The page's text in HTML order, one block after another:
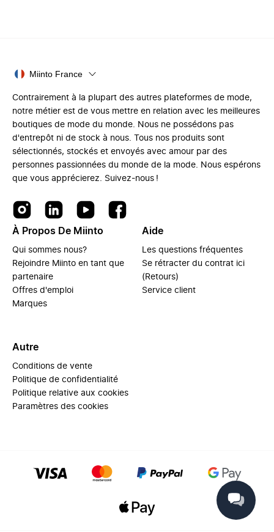
Miinto France
Contrairement à la plupart des autres plateformes de mode,
notre métier est de vous mettre en relation avec les meilleures
boutiques de mode du monde. Nous ne possédons pas
d'entrepôt ni de stock à nous. Tous nos produits sont
sélectionnés, stockés et envoyés avec amour par des
personnes passionnées du monde de la mode. Nous espérons
que vous apprécierez. Suivez-nous !
À Propos De Miinto
Qui sommes nous?
Rejoindre Miinto en tant que
partenaire
Offres d'emploi
Marques
Aide
Les questions fréquentes
Se rétracter du contrat ici
(Retours)
Service client
Autre
Conditions de vente
Politique de confidentialité
Politique relative aux cookies
Paramètres des cookies